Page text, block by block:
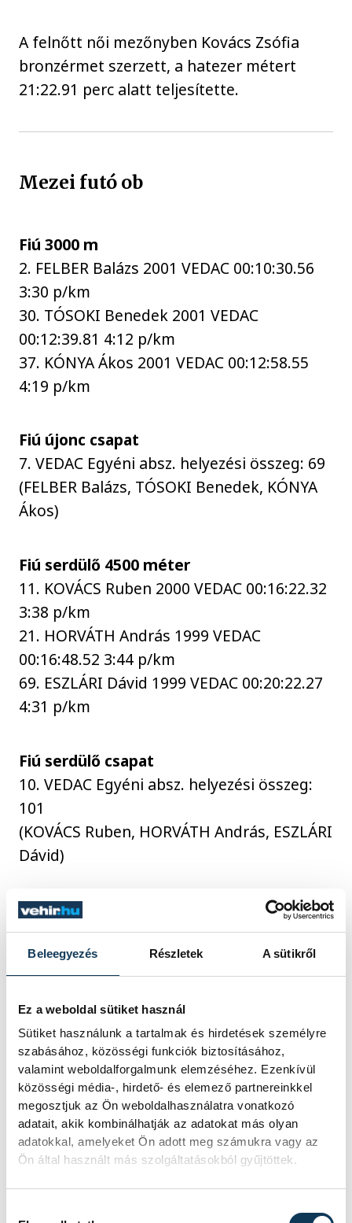
Beleegyezés Részletek A sütikről
Ez a weboldal sütiket használ
Sütiket használunk a tartalmak és hirdetések személyre
szabásához, közösségi funkciók biztosításához,
valamint weboldalforgalmunk elemzéséhez. Ezenkívül
közösségi média-, hirdető- és elemező partnereinkkel
megosztjuk az Ön weboldalhasználatra vonatkozó
adatait, akik kombinálhatják az adatokat más olyan
adatokkal, amelyeket Ön adott meg számukra vagy az
Ön által használt más szolgáltatásokból gyűjtöttek.
A felnőtt női mezőnyben Kovács Zsófia
bronzérmet szerzett, a hatezer métert
21:22.91 perc alatt teljesítette.
Mezei futó ob
Fiú 3000 m
2. FELBER Balázs 2001 VEDAC 00:10:30.56
3:30 p/km
30. TÓSOKI Benedek 2001 VEDAC
00:12:39.81 4:12 p/km
37. KÓNYA Ákos 2001 VEDAC 00:12:58.55
4:19 p/km
Fiú újonc csapat
7. VEDAC Egyéni absz. helyezési összeg: 69
(FELBER Balázs, TÓSOKI Benedek, KÓNYA
Ákos)
Fiú serdülő 4500 méter
11. KOVÁCS Ruben 2000 VEDAC 00:16:22.32
3:38 p/km
21. HORVÁTH András 1999 VEDAC
00:16:48.52 3:44 p/km
69. ESZLÁRI Dávid 1999 VEDAC 00:20:22.27
4:31 p/km
Fiú serdülő csapat
10. VEDAC Egyéni absz. helyezési összeg:
101
(KOVÁCS Ruben, HORVÁTH András, ESZLÁRI
Dávid)
Férfi ifjúsági 6000 méter
1. BERTALAN Renátó 1997 VEDAC
00:19:27.71 3:14 p/km
10. BARABÁS Gábor 1997 VEDAC
00:20:44.46 3:27 p/km
15. NICK Márton 1997 VEDAC 00:21:09.71
3:31 p/km
48. BODNÁR Botond 1998 VEDAC
00:23:24.96 3:54 p/km
Férfi Ifjúsági csapat